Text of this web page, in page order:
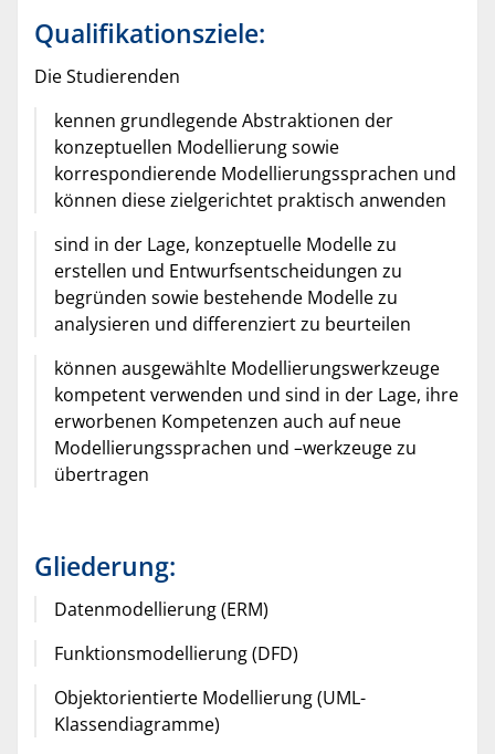
Qualifikationsziele:
Die Studierenden
kennen grundlegende Abstraktionen der
konzeptuellen Modellierung sowie
korrespondierende Modellierungssprachen und
können diese zielgerichtet praktisch anwenden
sind in der Lage, konzeptuelle Modelle zu
erstellen und Entwurfsentscheidungen zu
begründen sowie bestehende Modelle zu
analysieren und differenziert zu beurteilen
können ausgewählte Modellierungswerkzeuge
kompetent verwenden und sind in der Lage, ihre
erworbenen Kompetenzen auch auf neue
Modellierungssprachen und –werkzeuge zu
übertragen
Gliederung:
Datenmodellierung (ERM)
Funktionsmodellierung (DFD)
Objektorientierte Modellierung (UML-
Klassendiagramme)